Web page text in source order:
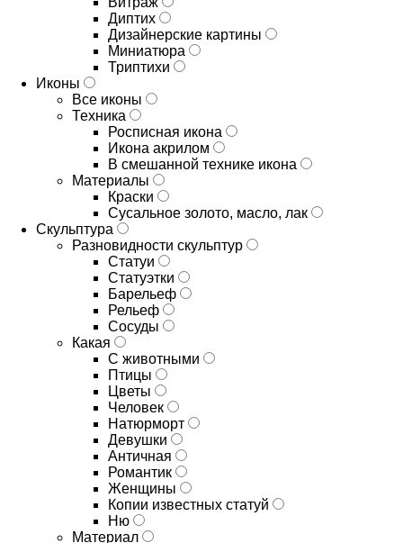
Диптих
Дизайнерские картины
Миниатюра
Триптихи
Иконы
Все иконы
Техника
Росписная икона
Икона акрилом
В смешанной технике икона
Материалы
Краски
Сусальное золото, масло, лак
Скульптура
Разновидности скульптур
Статуи
Статуэтки
Барельеф
Рельеф
Сосуды
Какая
С животными
Птицы
Цветы
Человек
Натюрморт
Девушки
Античная
Романтик
Женщины
Копии известных статуй
Ню
Материал